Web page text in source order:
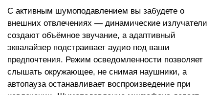
С активным шумоподавлением вы забудете о
внешних отвлечениях — динамические излучатели
создают объёмное звучание, а адаптивный
эквалайзер подстраивает аудио под ваши
предпочтения. Режим осведомленности позволяет
слышать окружающее, не снимая наушники, а
автопауза останавливает воспроизведение при